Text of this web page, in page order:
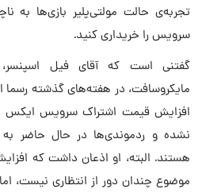
تجربه‌ی حالت مولتی‌پلیر بازی‌ها به
سرویس را خریداری کنید.
گفتنی است که آقای فیل
مایکروسافت، در هفته‌های گذشته رسما
افزایش قیمت اشتراک سرویس ایکس
نشده و ردموندی‌ها در حال حاضر
هستند. البته، او اذعان داشت که
موضوع چندان دور از انتظاری نیست،